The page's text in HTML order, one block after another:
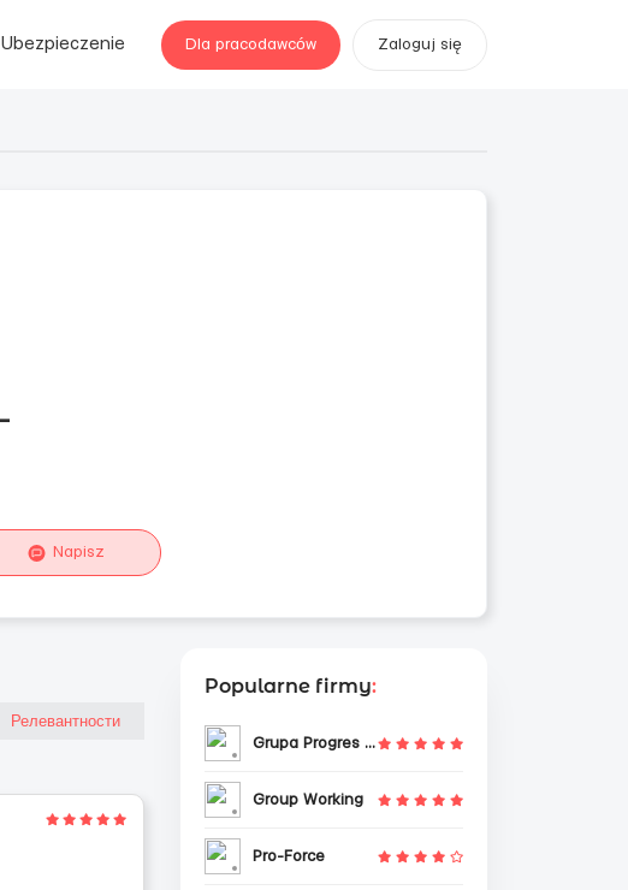
Ubezpieczenie Dla pracodawców Zaloguj się
Napisz
Popularne firmy:
Grupa Progres Sp. z o.o.
Group Working
Pro-Force